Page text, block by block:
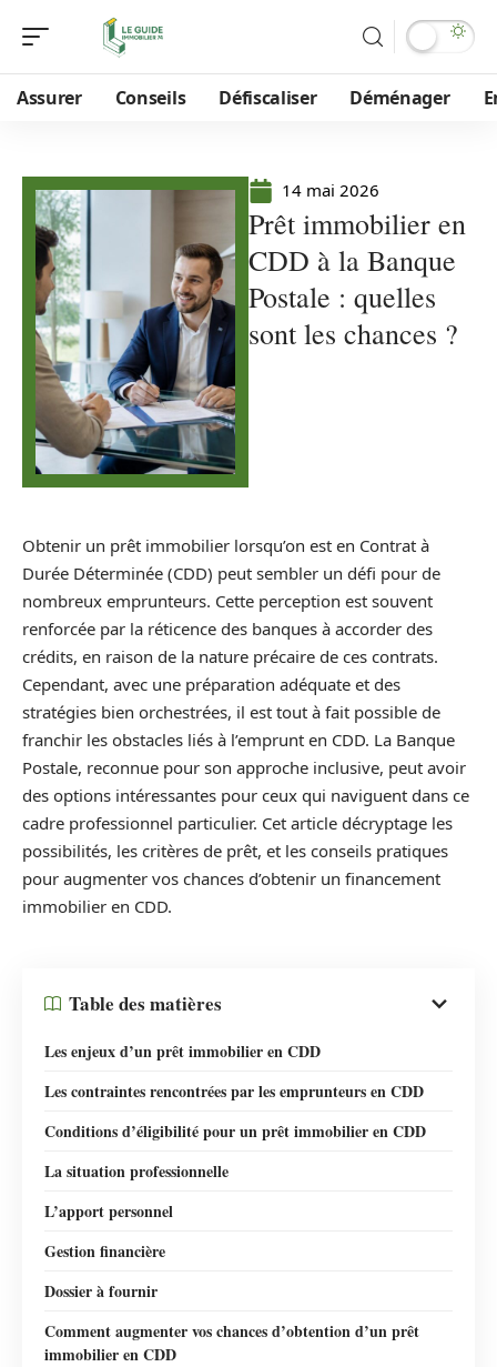
Assurer Conseils Défiscaliser Déménager
14 mai 2026
Prêt immobilier en
CDD à la Banque
Postale : quelles
sont les chances ?
Obtenir un prêt immobilier lorsqu’on est en Contrat à
Durée Déterminée (CDD) peut sembler un défi pour de
nombreux emprunteurs. Cette perception est souvent
renforcée par la réticence des banques à accorder des
crédits, en raison de la nature précaire de ces contrats.
Cependant, avec une préparation adéquate et des
stratégies bien orchestrées, il est tout à fait possible de
franchir les obstacles liés à l’emprunt en CDD. La Banque
Postale, reconnue pour son approche inclusive, peut avoir
des options intéressantes pour ceux qui naviguent dans ce
cadre professionnel particulier. Cet article décryptage les
possibilités, les critères de prêt, et les conseils pratiques
pour augmenter vos chances d’obtenir un financement
immobilier en CDD.
Table des matières
Les enjeux d’un prêt immobilier en CDD
Les contraintes rencontrées par les emprunteurs en CDD
Conditions d’éligibilité pour un prêt immobilier en CDD
La situation professionnelle
L’apport personnel
Gestion financière
Dossier à fournir
Comment augmenter vos chances d’obtention d’un prêt
immobilier en CDD